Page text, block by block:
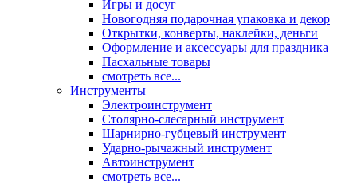
Игры и досуг
Новогодняя подарочная упаковка и декор
Открытки, конверты, наклейки, деньги
Оформление и аксессуары для праздника
Пасхальные товары
смотреть все...
Инструменты
Электроинструмент
Столярно-слесарный инструмент
Шарнирно-губцевый инструмент
Ударно-рычажный инструмент
Автоинструмент
смотреть все...